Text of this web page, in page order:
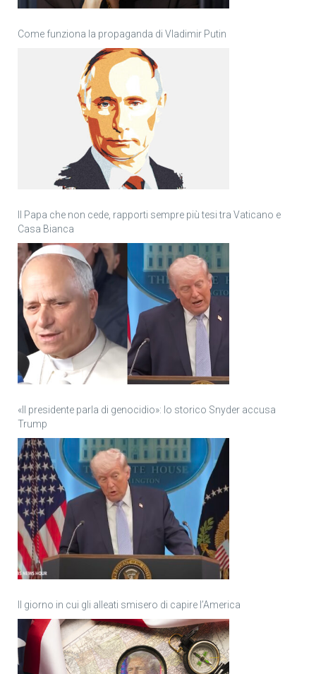
Come funziona la propaganda di Vladimir Putin
Il Papa che non cede, rapporti sempre più tesi tra Vaticano e
Casa Bianca
«Il presidente parla di genocidio»: lo storico Snyder accusa
Trump
Il giorno in cui gli alleati smisero di capire l’America